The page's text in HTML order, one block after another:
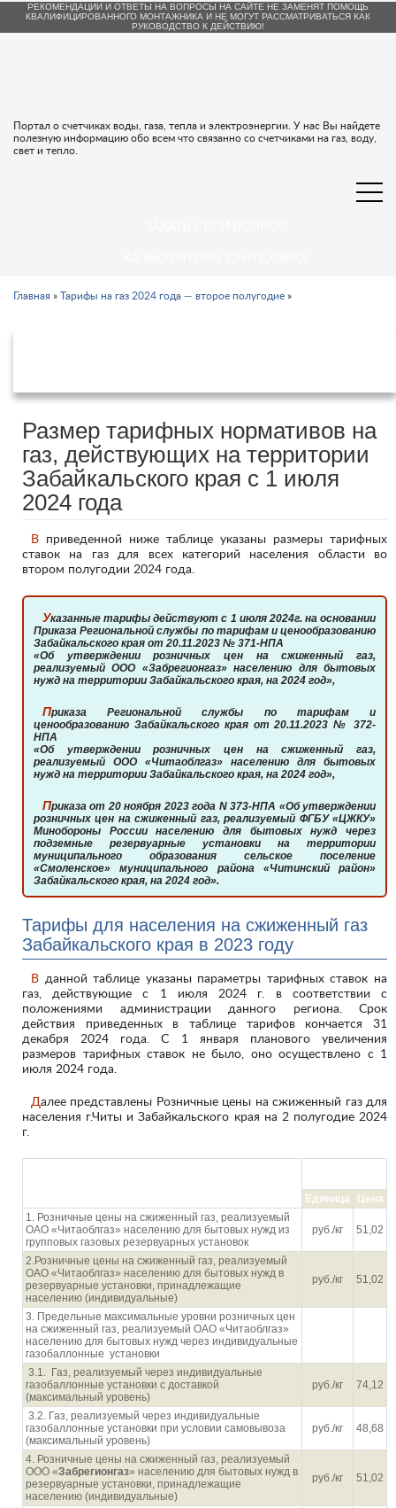
РЕКОМЕНДАЦИИ И ОТВЕТЫ НА ВОПРОСЫ НА САЙТЕ НЕ ЗАМЕНЯТ ПОМОЩЬ
КВАЛИФИЦИРОВАННОГО МОНТАЖНИКА И НЕ МОГУТ РАССМАТРИВАТЬСЯ КАК
РУКОВОДСТВО К ДЕЙСТВИЮ!
Портал о счетчиках воды, газа, тепла и электроэнергии. У нас Вы найдете
полезную информацию обо всем что связанно со счетчиками на газ, воду,
свет и тепло.
Главная » Тарифы на газ 2024 года — второе полугодие »
Размер тарифных нормативов на
газ, действующих на территории
Забайкальского края с 1 июля
2024 года
В приведенной ниже таблице указаны размеры тарифных
ставок на газ для всех категорий населения области во
втором полугодии 2024 года.
Указанные тарифы действуют с 1 июля 2024г. на основании
Приказа Региональной службы по тарифам и ценообразованию
Забайкальского края от 20.11.2023 № 371-НПА
«Об утверждении розничных цен на сжиженный газ,
реализуемый ООО «Забрегионгаз» населению для бытовых
нужд на территории Забайкальского края, на 2024 год»,
Приказа Региональной службы по тарифам и
ценообразованию Забайкальского края от 20.11.2023 № 372-
НПА
«Об утверждении розничных цен на сжиженный газ,
реализуемый ООО «Читаоблгаз» населению для бытовых
нужд на территории Забайкальского края, на 2024 год»,
Приказа от 20 ноября 2023 года N 373-НПА «Об утверждении
розничных цен на сжиженный газ, реализуемый ФГБУ «ЦЖКУ»
Минобороны России населению для бытовых нужд через
подземные резервуарные установки на территории
муниципального образования сельское поселение
«Смоленское» муниципального района «Читинский район»
Забайкальского края, на 2024 год».
Тарифы для населения на сжиженный газ
Забайкальского края в 2023 году
В данной таблице указаны параметры тарифных ставок на
газ, действующие с 1 июля 2024 г. в соответствии с
положениями администрации данного региона. Срок
действия приведенных в таблице тарифов кончается 31
декабря 2024 года. С 1 января планового увеличения
размеров тарифных ставок не было, оно осуществлено с 1
июля 2024 года.
Далее представлены Розничные цены на сжиженный газ для
населения г.Читы и Забайкальского края на 2 полугодие 2024
г.
Единица
Цена
1. Розничные цены на сжиженный газ, реализуемый
ОАО «Читаоблгаз» населению для бытовых нужд из
групповых газовых резервуарных установок
руб./кг 51,02
2.Розничные цены на сжиженный газ, реализуемый
ОАО «Читаоблгаз» населению для бытовых нужд в
резервуарные установки, принадлежащие
населению (индивидуальные)
руб./кг 51,02
3. Предельные максимальные уровни розничных цен
на сжиженный газ, реализуемый ОАО «Читаоблгаз»
населению для бытовых нужд через индивидуальные
газобаллонные установки
3.1. Газ, реализуемый через индивидуальные
газобаллонные установки с доставкой
(максимальный уровень)
руб./кг 74,12
3.2. Газ, реализуемый через индивидуальные
газобаллонные установки при условии самовывоза
(максимальный уровень)
руб./кг 48,68
4. Розничные цены на сжиженный газ, реализуемый
ООО «Забрегионгаз» населению для бытовых нужд в
резервуарные установки, принадлежащие
населению (индивидуальные)
руб./кг 51,02